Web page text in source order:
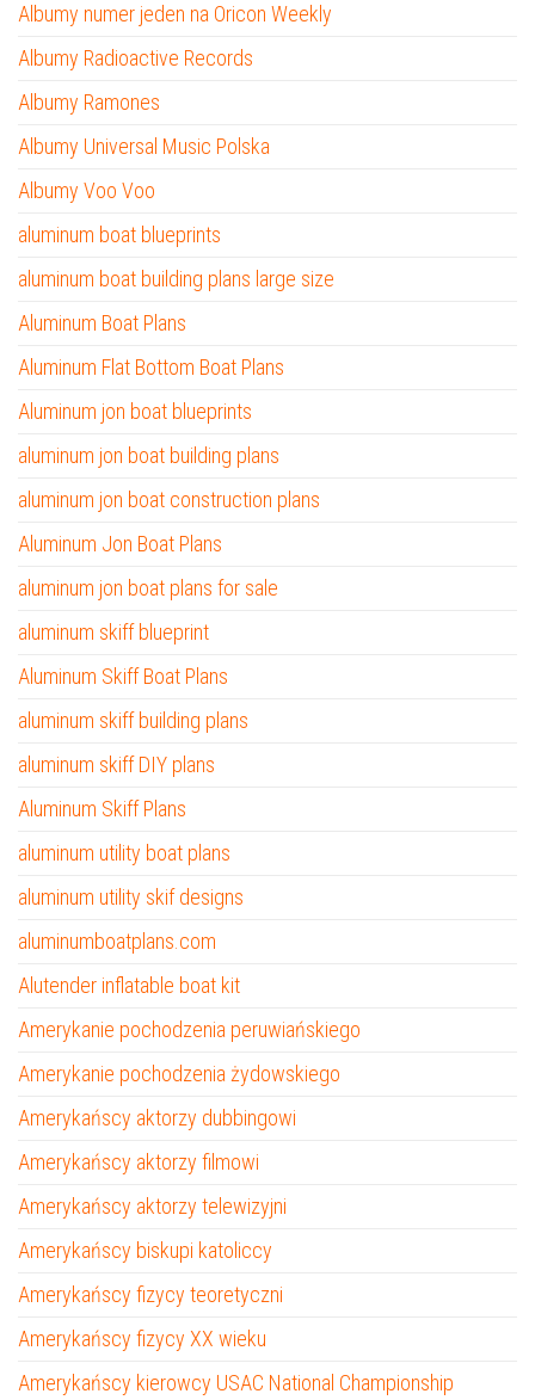
Albumy numer jeden na Oricon Weekly
Albumy Radioactive Records
Albumy Ramones
Albumy Universal Music Polska
Albumy Voo Voo
aluminum boat blueprints
aluminum boat building plans large size
Aluminum Boat Plans
Aluminum Flat Bottom Boat Plans
Aluminum jon boat blueprints
aluminum jon boat building plans
aluminum jon boat construction plans
Aluminum Jon Boat Plans
aluminum jon boat plans for sale
aluminum skiff blueprint
Aluminum Skiff Boat Plans
aluminum skiff building plans
aluminum skiff DIY plans
Aluminum Skiff Plans
aluminum utility boat plans
aluminum utility skif designs
aluminumboatplans.com
Alutender inflatable boat kit
Amerykanie pochodzenia peruwiańskiego
Amerykanie pochodzenia żydowskiego
Amerykańscy aktorzy dubbingowi
Amerykańscy aktorzy filmowi
Amerykańscy aktorzy telewizyjni
Amerykańscy biskupi katoliccy
Amerykańscy fizycy teoretyczni
Amerykańscy fizycy XX wieku
Amerykańscy kierowcy USAC National Championship